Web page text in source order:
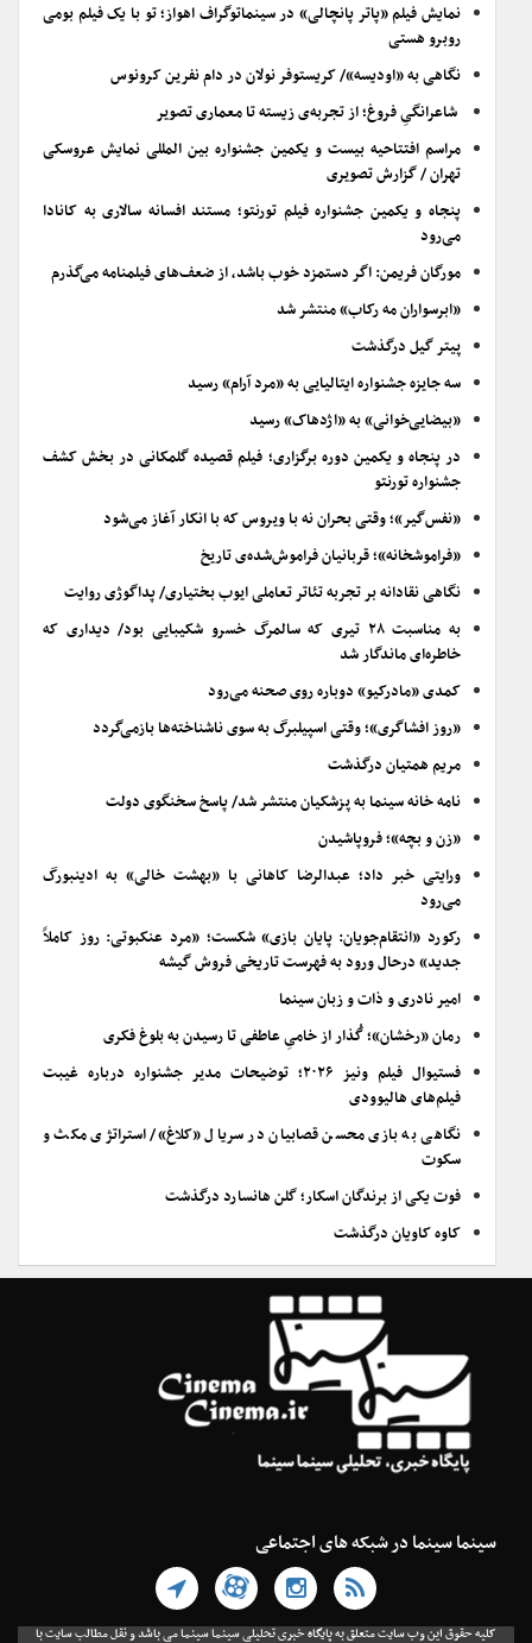
نمایش فیلم «پاتر پانچالی» در سینماتوگراف اهواز؛ تو با یک فیلم بومی
روبرو هستی
نگاهی به «اودیسه»/ کریستوفر نولان در دام نفرین کرونوس
شاعرانگیِ فروغ؛ از تجربه‌ی زیسته تا معماری تصویر
مراسم افتتاحیه بیست و یکمین جشنواره بین المللی نمایش عروسکی
تهران / گزارش تصویری
پنجاه و یکمین جشنواره فیلم تورنتو؛ مستند افسانه سالاری به کانادا
می‌رود
مورگان فریمن: اگر دستمزد خوب باشد، از ضعف‌های فیلمنامه می‌گذرم
«ابرسواران مه رکاب» منتشر شد
پیتر گیل درگذشت
سه جایزه جشنواره ایتالیایی به «مرد آرام» رسید
«بیضایی‌خوانی» به «اژدهاک» رسید
در پنجاه و یکمین دوره برگزاری؛ فیلم قصیده گلمکانی در بخش کشف
جشنواره تورنتو
«نفس‌گیر»؛ وقتی بحران نه با ویروس که با انکار آغاز می‌شود
«فراموشخانه»؛ قربانیان فراموش‌شده‌ی تاریخ
نگاهی نقادانه بر تجربه تئاتر تعاملی ایوب بختیاری/ پداگوژی روایت
به مناسبت ۲۸ تیری که سالمرگ خسرو شکیبایی بود/ دیداری که
خاطره‌ای ماندگار شد
کمدی «مادرکیو» دوباره روی صحنه می‌رود
«روز افشاگری»؛ وقتی اسپیلبرگ به سوی ناشناخته‌ها بازمی‌گردد
مریم همتیان درگذشت
نامه خانه سینما به پزشکیان منتشر شد/ پاسخ سخنگوی دولت
«زن و بچه»؛ فروپاشیدن
ورایتی خبر داد؛ عبدالرضا کاهانی با «بهشت خالی» به ادینبورگ
می‌رود
رکورد «انتقام‌جویان: پایان بازی» شکست؛ «مرد عنکبوتی: روز کاملاً
جدید» درحال ورود به فهرست تاریخی فروش گیشه
امیر نادری و ذات و زبان سینما
رمان «رخشان»؛ گُذار از خامیِ عاطفی تا رسیدن به بلوغ فکری
فستیوال فیلم ونیز ۲۰۲۶؛ توضیحات مدیر جشنواره درباره غیبت
فیلم‌های هالیوودی
نگاهی به بازی محسن قصابیان در سریال «کلاغ»/ استراتژی مکث و
سکوت
فوت یکی از برندگان اسکار؛ گلن هانسارد درگذشت
کاوه کاویان درگذشت
سینما سینما در شبکه های اجتماعی
کلیه حقوق این وب سایت متعلق به پایگاه خبری تحلیلی سینما سینما می باشد و نقل مطالب سایت با